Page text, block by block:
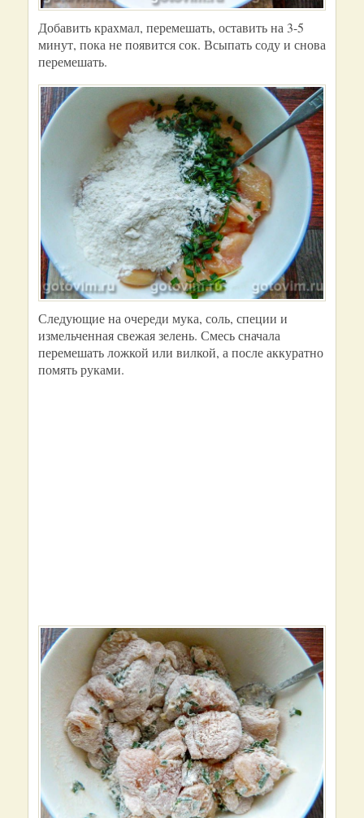
Добавить крахмал, перемешать, оставить на 3-5
минут, пока не появится сок. Всыпать соду и снова
перемешать.
Следующие на очереди мука, соль, специи и
измельченная свежая зелень. Смесь сначала
перемешать ложкой или вилкой, а после аккуратно
помять руками.